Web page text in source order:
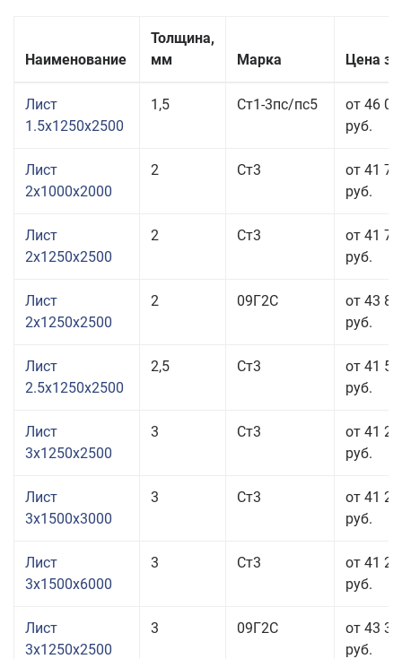
Наименование
Толщина,
мм
Марка Цена за
Лист
1.5x1250x2500
1,5 Ст1-3пс/пс5
от 46
руб.
Лист
2x1000x2000
2 Ст3
от 41
руб.
Лист
2x1250x2500
2 Ст3
от 41
руб.
Лист
2x1250x2500
2 09Г2С
от 43
руб.
Лист
2.5x1250x2500
2,5 Ст3
от 41
руб.
Лист
3x1250x2500
3 Ст3
от 41
руб.
Лист
3x1500x3000
3 Ст3
от 41
руб.
Лист
3x1500x6000
3 Ст3
от 41
руб.
Лист
3x1250x2500
3 09Г2С
от 43
руб.